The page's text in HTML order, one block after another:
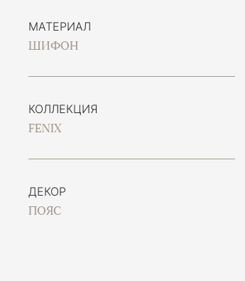
МАТЕРИАЛ
ШИФОН
КОЛЛЕКЦИЯ
FENIX
ДЕКОР
ПОЯС